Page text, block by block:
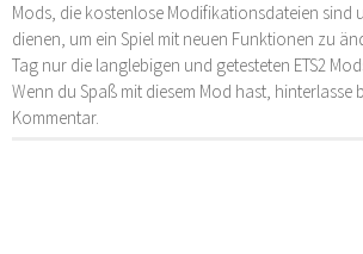
Mods, die kostenlose Modifikationsdateien sind
dienen, um ein Spiel mit neuen Funktionen zu
Tag nur die langlebigen und getesteten ETS2
Wenn du Spaß mit diesem Mod hast, hinterlasse
Kommentar.